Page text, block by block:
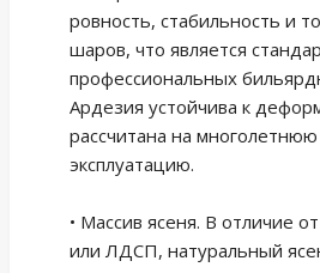
ровность, стабильность и
шаров, что является
профессиональных
Ардезия устойчива к
рассчитана на
эксплуатацию.
• Массив ясеня. В отличие
или ЛДСП, натуральный